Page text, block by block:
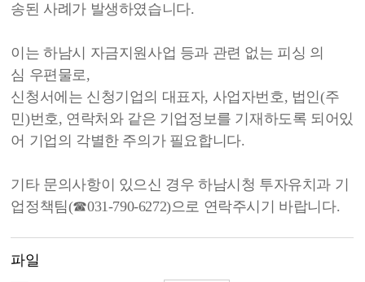
송된 사례가 발생하였습니다.
이는 하남시 자금지원사업 등과 관련 없는 피싱 의
심 우편물로,
신청서에는 신청기업의 대표자, 사업자번호, 법인(주
민)번호, 연락처와 같은 기업정보를 기재하도록 되어있
어 기업의 각별한 주의가 필요합니다.
기타 문의사항이 있으신 경우 하남시청 투자유치과 기
업정책팀(☎031-790-6272)으로 연락주시기 바랍니다.
파일